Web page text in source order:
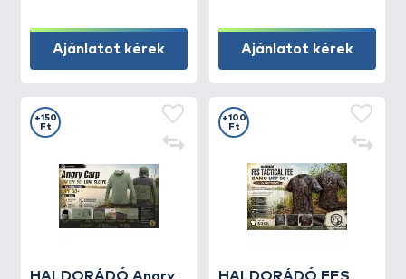
Ajánlatot kérek Ajánlatot kérek
+150
Ft
+100
Ft